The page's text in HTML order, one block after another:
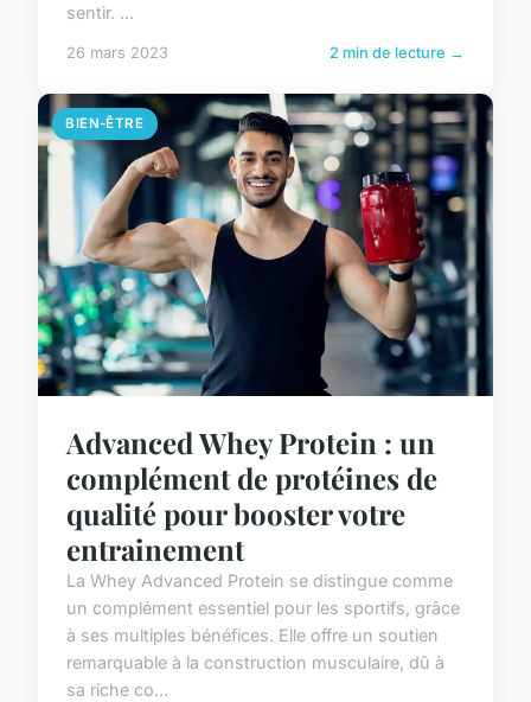
sentir. ...
26 mars 2023 2 min de lecture →
BIEN-ÊTRE
Advanced Whey Protein : un
complément de protéines de
qualité pour booster votre
entrainement
La Whey Advanced Protein se distingue comme
un complément essentiel pour les sportifs, grâce
à ses multiples bénéfices. Elle offre un soutien
remarquable à la construction musculaire, dû à
sa riche co...